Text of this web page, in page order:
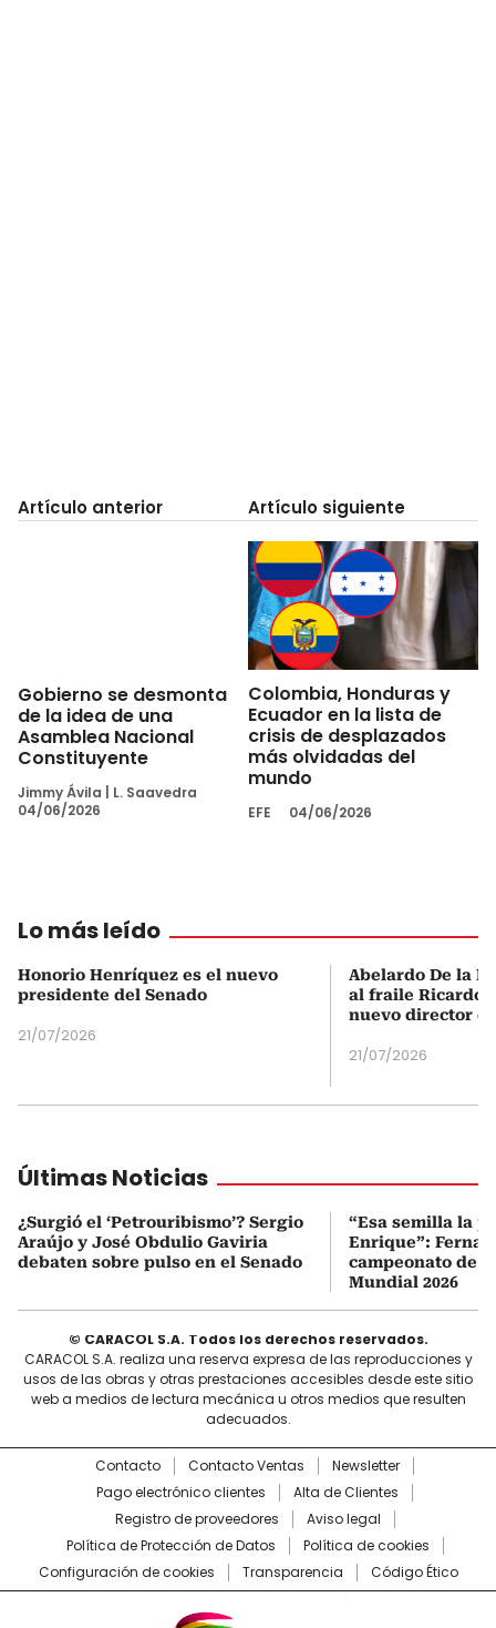
Artículo anterior
Gobierno se desmonta
de la idea de una
Asamblea Nacional
Constituyente
Jimmy Ávila
L. Saavedra
04/06/2026
Artículo siguiente
Colombia, Honduras y
Ecuador en la lista de
crisis de desplazados
más olvidadas del
mundo
EFE 04/06/2026
Lo más leído
Honorio Henríquez es el nuevo
presidente del Senado
21/07/2026
Abelardo De la
al fraile Ricardo
nuevo director
21/07/2026
Últimas Noticias
¿Surgió el ‘Petrouribismo’? Sergio
Araújo y José Obdulio Gaviria
debaten sobre pulso en el Senado
“Esa semilla la
Enrique”:
campeonato de
Mundial 2026
© CARACOL S.A. Todos los derechos reservados.
CARACOL S.A. realiza una reserva expresa de las reproducciones y
usos de las obras y otras prestaciones accesibles desde este sitio
web a medios de lectura mecánica u otros medios que resulten
adecuados.
Contacto Contacto Ventas
Newsletter
Pago electrónico clientes
Alta de Clientes
Registro de proveedores
Aviso legal
Política de Protección de Datos
Política de cookies
Configuración de cookies
Transparencia Código Ético